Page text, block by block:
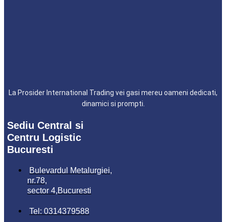
La Prosider International Trading vei gasi mereu oameni dedicati,
dinamici si prompti.
Sediu Central si
Centru Logistic
Bucuresti
Bulevardul Metalurgiei,
nr.78,
sector 4,Bucuresti
Tel: 0314379588